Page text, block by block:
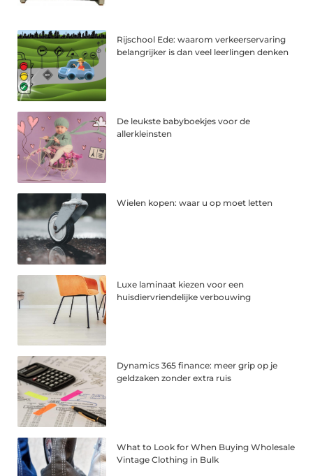
Rijschool Ede: waarom verkeerservaring
belangrijker is dan veel leerlingen denken
De leukste babyboekjes voor de
allerkleinsten
Wielen kopen: waar u op moet letten
Luxe laminaat kiezen voor een
huisdiervriendelijke verbouwing
Dynamics 365 finance: meer grip op je
geldzaken zonder extra ruis
What to Look for When Buying Wholesale
Vintage Clothing in Bulk